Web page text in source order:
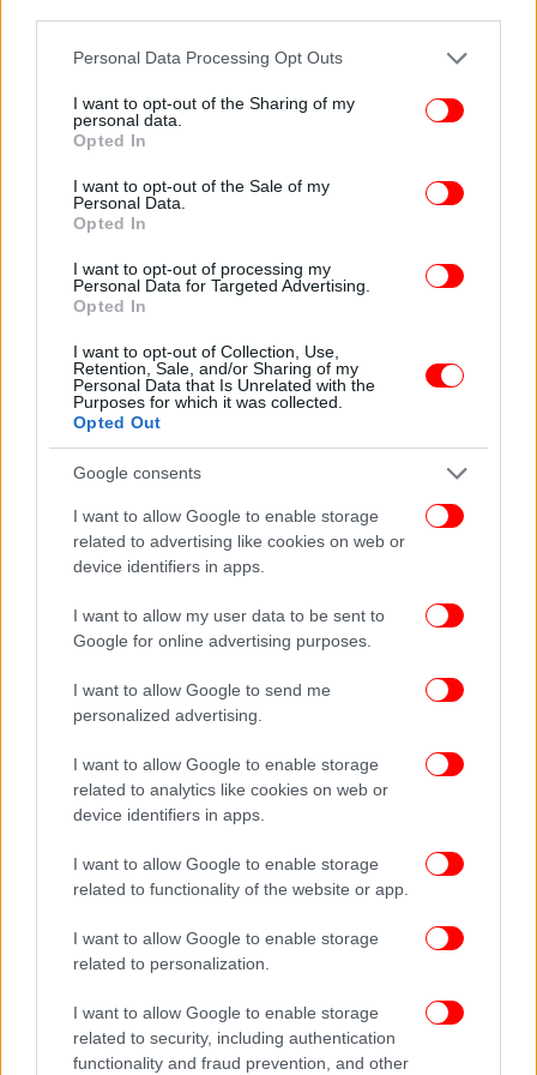
Please note that this website/app uses one or more Google
not limited to your visit or usage behaviour. You may click to
grant or deny consent to Google and its third-party tags to
use your data for below specified purposes in below Google
consent section.
Personal Data Processing Opt Outs
I want to opt-out of the Sharing of my
personal data.
Opted In
I want to opt-out of the Sale of my
Personal Data.
Opted In
I want to opt-out of processing my
Personal Data for Targeted Advertising.
Opted In
I want to opt-out of Collection, Use,
Retention, Sale, and/or Sharing of my
Personal Data that Is Unrelated with the
Purposes for which it was collected.
Opted Out
Google consents
I want to allow Google to enable storage
related to advertising like cookies on web or
device identifiers in apps.
I want to allow my user data to be sent to
Google for online advertising purposes.
I want to allow Google to send me
personalized advertising.
I want to allow Google to enable storage
related to analytics like cookies on web or
device identifiers in apps.
I want to allow Google to enable storage
related to functionality of the website or app.
I want to allow Google to enable storage
related to personalization.
I want to allow Google to enable storage
related to security, including authentication
functionality and fraud prevention, and other
Η οικιακή βοηθός
περιέργως, δεν έχει βρεθεί ούτε το νοσοκομειακό,
ούτε το ματωμένο νυχτικό για να δούμε μέσω του
ελλιπής και η υπόθεση έχει πάρα πολλά κενά»,
πρόσθεσε ο Δημήτρης Χατζημιχάλης.
ΟΛΕΣ ΟΙ ΕΙΔΗΣΕΙΣ
Από το Hamnet έως το Sinners: Οι ταινίες - φαβορί που
βάζουν πλώρη για τα Όσκαρ
Μηδέν Οκτώ: Το νέο all day στέκι του Περιστερίου
σερβίρει ιταλικές πίτσες και φρουτένια aperol spritz
Όταν οι μικρόσωμοι Munchkins του «Μάγου του Οζ»
σόκαραν το Χόλιγουντ με όργια και μεθύσια